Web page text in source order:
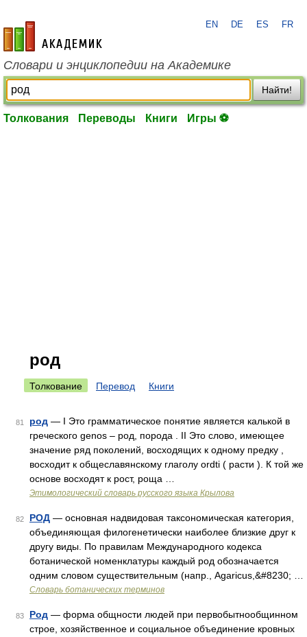
academic.ru
EN DE ES FR
Словари и энциклопедии на Академике
Найти!
Толкования Переводы Книги Игры ⚽
род
Толкование Перевод Книги
81 род — I Это грамматическое понятие является калькой в
греческого genos – род, порода . II Это слово, имеющее
значение ряд поколений, восходящих к одному предку ,
восходит к общеславянскому глаголу ordti ( расти ). К той же
основе восходят к рост, роща …
Этимологический словарь русского языка Крылова
82 РОД — основная надвидовая таксономическая категория,
объединяющая филогенетически наиболее близкие друг к
другу виды. По правилам Международного кодекса
ботанической номенклатуры каждый род обозначается
одним словом существительным (напр., Agaricus,&#8230; …
Словарь ботанических терминов
83 Род — форма общности людей при первобытнообщинном
строе, хозяйственное и социальное объединение кровных